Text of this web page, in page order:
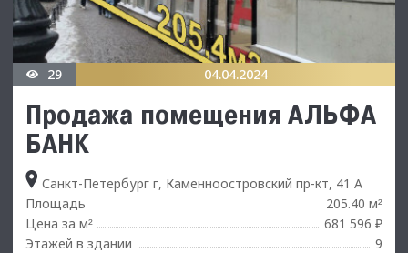
29 04.04.2024
Продажа помещения АЛЬФА
БАНК
Санкт-Петербург г, Каменноостровский пр-кт, 41 А
Площадь
205.40 м²
Цена за м²
681 596 ₽
Этажей в здании
9